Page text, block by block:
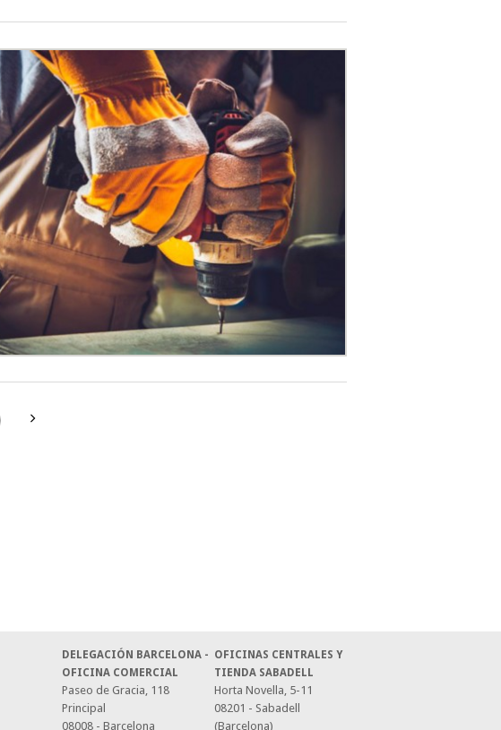
OFICINAS CENTRALES Y
TIENDA SABADELL
Horta Novella, 5-11
08201 - Sabadell
(Barcelona)
DELEGACIÓN BARCELONA -
OFICINA COMERCIAL
Paseo de Gracia, 118
Principal
08008 - Barcelona